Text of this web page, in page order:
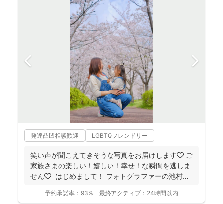
発達凸凹相談歓迎 LGBTQフレンドリー
笑い声が聞こえてきそうな写真をお届けします🧡 ご
家族さまの楽しい！嬉しい！幸せ！な瞬間を逃しま
せん🧡 ⁡ はじめまして！ フォトグラファーの池村
予約承諾率： 93% 最終アクティブ： 24時間以内